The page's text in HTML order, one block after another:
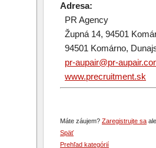
Adresa:
PR Agency
Župná 14, 94501
94501 Komárno,
pr-aupair@pr-
www.precruitment.sk
Máte záujem? Zaregistrujte sa
Späť
Prehľad kategórií